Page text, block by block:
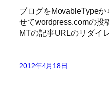
ブログをMovableType
せてwordpress.comの投
MTの記事URLのリダイ
2012年4月18日